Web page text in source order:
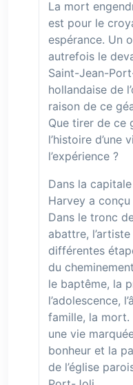
La mort
est pour le
espérance. Un
autrefois le
Saint-Jean-
hollandaise de
raison de ce
Que tirer de ce
l’histoire d’une
l’expérience ?
Dans la
Harvey a
Dans le tronc
abattre,
différentes
du
le baptême, la
l’adolescence,
famille, la mort.
une vie
bonheur et la
de l’église